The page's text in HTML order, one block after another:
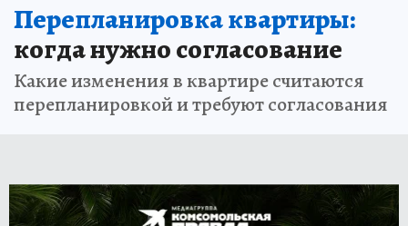
Перепланировка квартиры:
когда нужно согласование
Какие изменения в квартире считаются
перепланировкой и требуют согласования